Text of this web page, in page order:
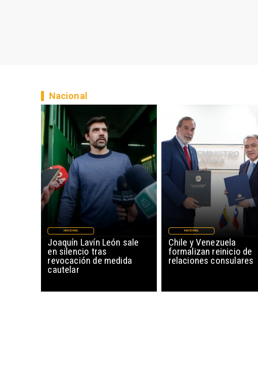
Joaquín Lavín León sale
en silencio tras
revocación de medida
cautelar
NACIONAL
Chile y Venezuela
formalizan reinicio de
relaciones consulares
NACIONAL
Nacional